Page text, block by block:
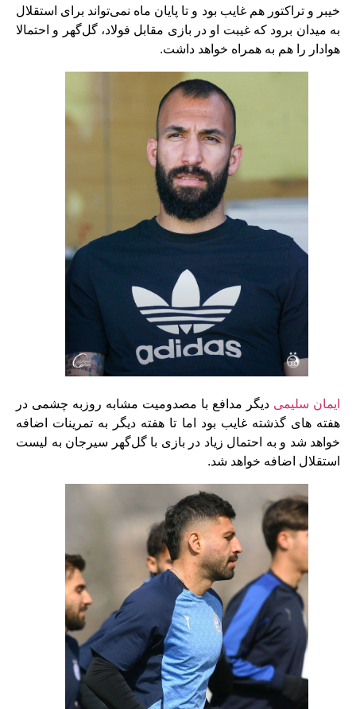
خیبر و تراکتور هم غایب بود و تا پایان ماه نمی‌تواند برای استقلال
به میدان برود که غیبت او در بازی مقابل فولاد، گل‌گهر و احتمالا
هوادار را هم به همراه خواهد داشت.
ایمان سلیمی دیگر مدافع با مصدومیت مشابه روزبه چشمی در
هفته های گذشته غایب بود اما تا هفته دیگر به تمرینات اضافه
خواهد شد و به احتمال زیاد در بازی با گل‌گهر سیرجان به لیست
استقلال اضافه خواهد شد.